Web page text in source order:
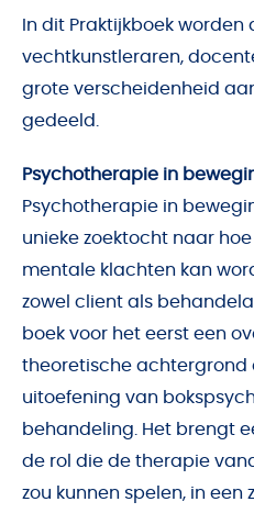
In dit Praktijkboek
vechtkunstleraren,
grote verscheidenheid
gedeeld.
Psychotherapie in
Psychotherapie in
unieke zoektocht naar
mentale klachten kan
zowel client als
boek voor het eerst een
theoretische achtergrond
uitoefening van
behandeling. Het brengt
de rol die de therapie
zou kunnen spelen, in een